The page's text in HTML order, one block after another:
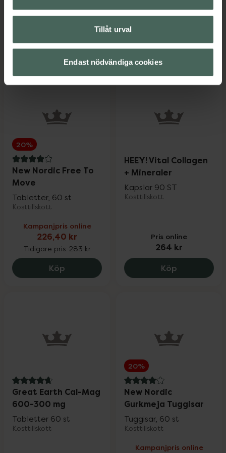
Tillåt urval
Endast nödvändiga cookies
Pris online
KöpElexir Pharma kalcium, 132 kr.
Pris online
KöpGreat
20%
4 av 5 i omdöme
New Nordic Free To
Move
Tabletter, 60 st
Kosttillskott
Kampanjpris online
226,40 kr
Tidigare pris: 283 kr
Köp New Nordic Free To Move, 226.4 kr.
HEEY! Vital Collagen
+ Mineraler
Kapslar 90 ST
Kosttillskott
Pris online
264 kr
Köp HEEY!
4.8 av 5 i omdöme
Great Earth Cal-Mag
600-300 mg
Tabletter 60 st
Kosttillskott
20%
4 av 5 i omdöme
New Nordic
Gurkmeja Tuggisar
Tuggisar, 60 st
Kosttillskott
Kampanjpris online